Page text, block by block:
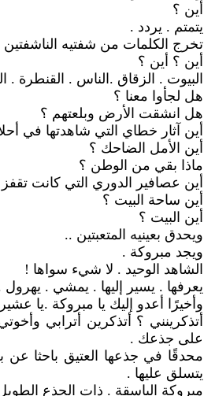
أين ؟
يتمتم . يردد .
تخرج الكلمات من شفتيه الناشفتين
أين ؟ أين ؟
البيوت . الزقاق .الناس . القنطرة .
هل لجأوا معنا ؟
هل انشقت الأرض وبلعتهم ؟
أين آثار خطاي التي شاهدتها في
أين الأمل الضاحك ؟
ماذا بقي من الوطن ؟
أين عصافير الدوري التي كانت
أين ساحة البيت ؟
أين البيت ؟
ويحدق بعينيه المتعبتين ..
ويجد مبروكة .
الشاهد الوحيد . لا شيء سواها !
يعرفها . يسير إليها . يمشي . يهرول
وأخيرًا أعدو إليك يا مبروكة .يا
أتذكرينني ؟ أتذكرين أترابي
على جذعك .
محدقًا في جذعها العتيق باحثا عن
يتسلق عليها .
مبروكة الباسقة . ذات الجذع